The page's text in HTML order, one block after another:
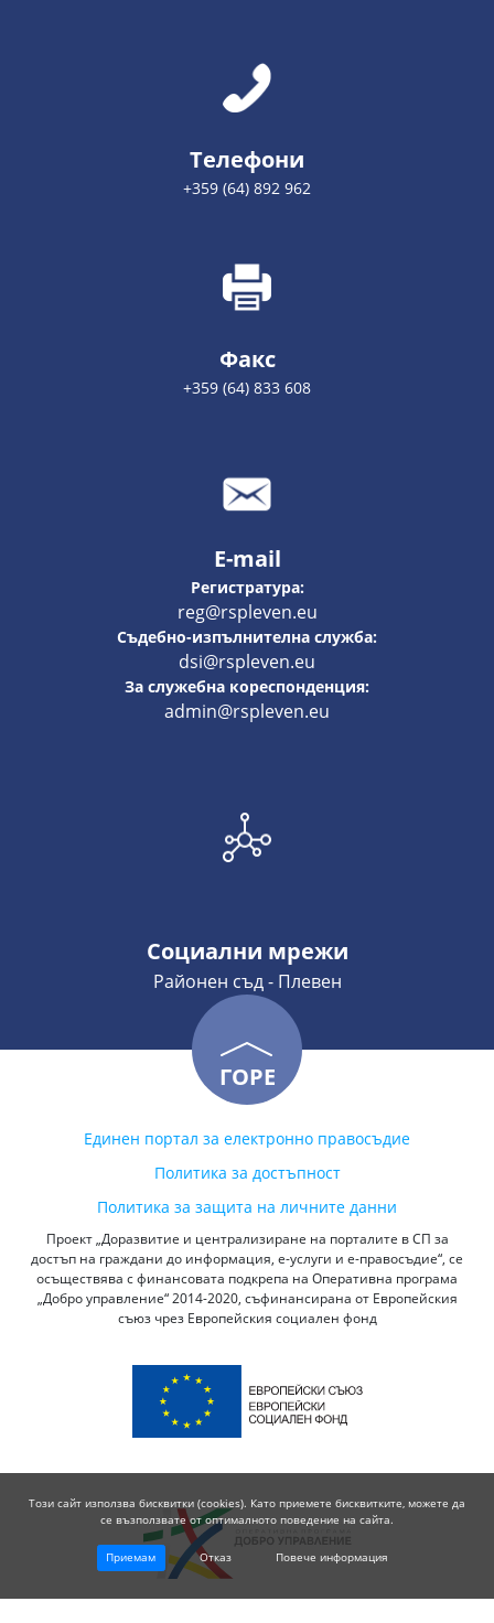
Телефони
+359 (64) 892 962
Факс
+359 (64) 833 608
E-mail
Регистратура:
reg@rspleven.eu
Съдебно-изпълнителна служба:
dsi@rspleven.eu
За служебна кореспонденция:
admin@rspleven.eu
Социални мрежи
Районен съд - Плевен
ГОРЕ
Единен портал за електронно правосъдие
Политика за достъпност
Политика за защита на личните данни
Проект „Доразвитие и централизиране на порталите в СП за
достъп на граждани до информация, е-услуги и е-правосъдие“, се
осъществява с финансовата подкрепа на Оперативна програма
„Добро управление“ 2014-2020, съфинансирана от Европейския
съюз чрез Европейския социален фонд
Този сайт използва бисквитки (cookies). Като приемете бисквитките, можете да
се възползвате от оптималното поведение на сайта.
Приемам Отказ Повече информация